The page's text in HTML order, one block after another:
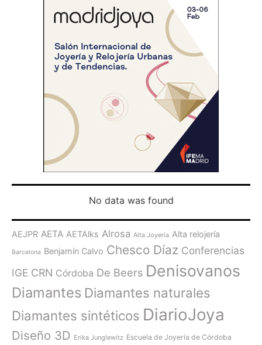
No data was found
AEJPR AETA AETAlks Alrosa Alta Joyería Alta relojería
Barcelona Benjamín Calvo Chesco Díaz Conferencias
IGE CRN Córdoba De Beers Denisovanos
Diamantes Diamantes naturales
Diamantes sintéticos DiarioJoya
Diseño 3D Erika Junglewitz Escuela de Joyería de Córdoba